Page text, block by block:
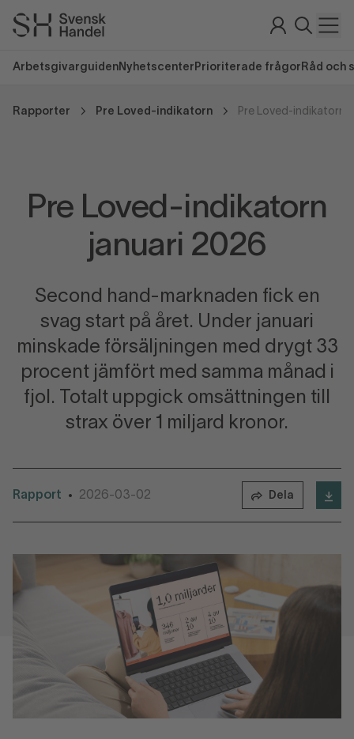
Arbetsgivarguiden Nyhetscenter Prioriterade frågor Råd och
Rapporter Pre Loved-indikatorn Pre Loved-indikatorn
Pre Loved-indikatorn
januari 2026
Second hand-marknaden fick en
svag start på året. Under januari
minskade försäljningen med drygt 33
procent jämfört med samma månad i
fjol. Totalt uppgick omsättningen till
strax över 1 miljard kronor.
Rapport • 2026-03-02 Dela